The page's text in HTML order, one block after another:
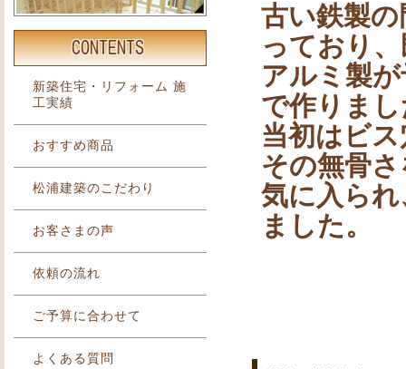
古い鉄製
っており
アルミ製が
で作りま
当初はビ
その無骨
気に入ら
ました。
新築住宅・リフォーム 施
工実績
おすすめ商品
松浦建築のこだわり
お客さまの声
依頼の流れ
ご予算に合わせて
よくある質問